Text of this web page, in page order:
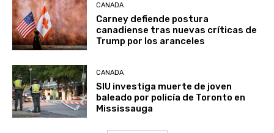
CANADA
Carney defiende postura
canadiense tras nuevas críticas de
Trump por los aranceles
CANADA
SIU investiga muerte de joven
baleado por policía de Toronto en
Mississauga